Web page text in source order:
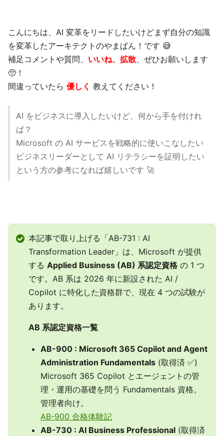
こんにちは、AI 変革をリードしたいけどまず自分の知識
を変革したアーキテクトのやまぱん！です 😅
補足コメントや質問、 いいね、拡散、ぜひお願いします
🥺！
間違っていたら 優しく 教えてください！
AI をビジネスに導入したいけど、何から手を付けれ
ば？
Microsoft の AI サービスを戦略的に使いこなしたい
ビジネスリーダーとして AI リテラシーを証明したい
という方の参考になれば嬉しいです 🚀
本記事で取り上げる「AB-731 : AI
Transformation Leader」は、Microsoft が提供
する Applied Business (AB) 系認定資格 の 1 つ
です。AB 系は 2026 年に新設された AI /
Copilot に特化した資格群で、現在 4 つの試験が
あります。
AB 系認定資格一覧
AB-900 : Microsoft 365 Copilot and Agent
Administration Fundamentals (取得済 ✅)
Microsoft 365 Copilot とエージェントの管
理・運用の基礎を問う Fundamentals 資格。
管理者向け。
AB-900 合格体験記
AB-730 : AI Business Professional (取得済